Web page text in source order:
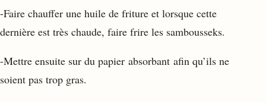
-Faire chauffer une huile de friture et lorsque cette
dernière est très chaude, faire frire les sambousseks.
-Mettre ensuite sur du papier absorbant afin qu’ils ne
soient pas trop gras.